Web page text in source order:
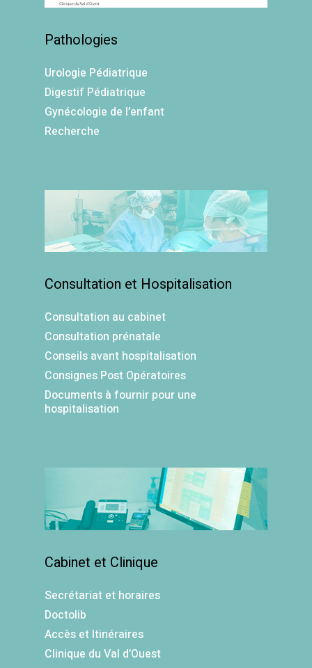
Pathologies
Urologie Pédiatrique
Digestif Pédiatrique
Gynécologie de l’enfant
Recherche
Consultation et Hospitalisation
Consultation au cabinet
Consultation prénatale
Conseils avant hospitalisation
Consignes Post Opératoires
Documents à fournir pour une
hospitalisation
Cabinet et Clinique
Secrétariat et horaires
Doctolib
Accès et Itinéraires
Clinique du Val d’Ouest